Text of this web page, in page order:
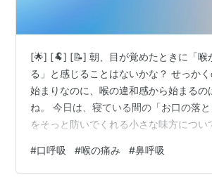
[🌟] [🐏] [📝] 朝、目が覚めたときに「喉
る」と感じることはないかな？ せっか
始まりなのに、喉の違和感から始まるの
ね。 今日は、寝ている間の「お口の落
をそっと防いでくれる小さな味方につい
の原因は「夜の口呼吸」にあるのかも🌙
湿器」。喉を守る最強のバリアの仕組み
#口呼吸 #喉の痛み #鼻呼吸